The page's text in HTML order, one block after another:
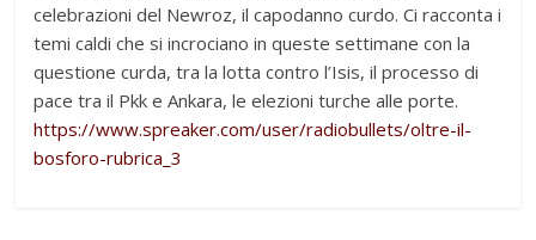
celebrazioni del Newroz, il capodanno curdo. Ci racconta i
temi caldi che si incrociano in queste settimane con la
questione curda, tra la lotta contro l’Isis, il processo di
pace tra il Pkk e Ankara, le elezioni turche alle porte.
https://www.spreaker.com/user/radiobullets/oltre-il-
bosforo-rubrica_3